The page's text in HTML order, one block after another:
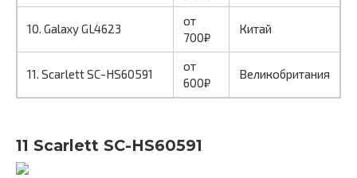
10. Galaxy GL4623
от
700₽
Китай
11. Scarlett SC-HS60591
от
600₽
Великобритания
11 Scarlett SC-HS60591